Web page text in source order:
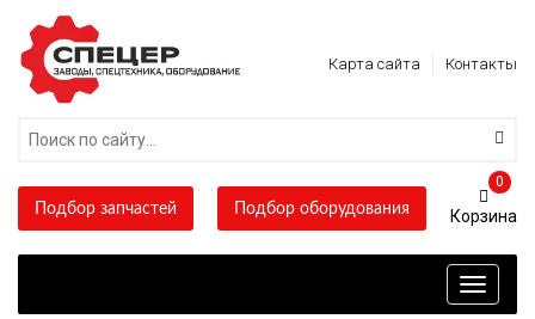
Карта сайта Контакты
Подбор запчастей Подбор оборудования
0
Toggle